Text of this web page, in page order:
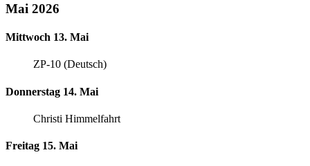
Mai 2026
Mittwoch 13. Mai
ZP-10 (Deutsch)
Donnerstag 14. Mai
Christi Himmelfahrt
Freitag 15. Mai